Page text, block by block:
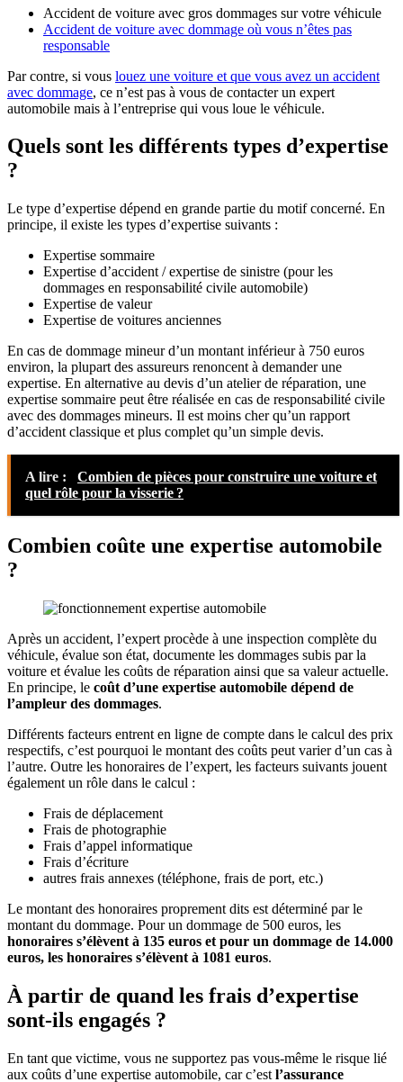
Accident de voiture avec gros dommages sur votre véhicule
Accident de voiture avec dommage où vous n’êtes pas
responsable
Par contre, si vous louez une voiture et que vous avez un accident
avec dommage, ce n’est pas à vous de contacter un expert
automobile mais à l’entreprise qui vous loue le véhicule.
Quels sont les différents types d’expertise
?
Le type d’expertise dépend en grande partie du motif concerné. En
principe, il existe les types d’expertise suivants :
Expertise sommaire
Expertise d’accident / expertise de sinistre (pour les
dommages en responsabilité civile automobile)
Expertise de valeur
Expertise de voitures anciennes
En cas de dommage mineur d’un montant inférieur à 750 euros
environ, la plupart des assureurs renoncent à demander une
expertise. En alternative au devis d’un atelier de réparation, une
expertise sommaire peut être réalisée en cas de responsabilité civile
avec des dommages mineurs. Il est moins cher qu’un rapport
d’accident classique et plus complet qu’un simple devis.
A lire :
Combien de pièces pour construire une voiture et
quel rôle pour la visserie ?
Combien coûte une expertise automobile
?
Après un accident, l’expert procède à une inspection complète du
véhicule, évalue son état, documente les dommages subis par la
voiture et évalue les coûts de réparation ainsi que sa valeur actuelle.
En principe, le coût d’une expertise automobile dépend de
l’ampleur des dommages.
Différents facteurs entrent en ligne de compte dans le calcul des prix
respectifs, c’est pourquoi le montant des coûts peut varier d’un cas à
l’autre. Outre les honoraires de l’expert, les facteurs suivants jouent
également un rôle dans le calcul :
Frais de déplacement
Frais de photographie
Frais d’appel informatique
Frais d’écriture
autres frais annexes (téléphone, frais de port, etc.)
Le montant des honoraires proprement dits est déterminé par le
montant du dommage. Pour un dommage de 500 euros, les
honoraires s’élèvent à 135 euros et pour un dommage de 14.000
euros, les honoraires s’élèvent à 1081 euros.
À partir de quand les frais d’expertise
sont-ils engagés ?
En tant que victime, vous ne supportez pas vous-même le risque lié
aux coûts d’une expertise automobile, car c’est l’assurance